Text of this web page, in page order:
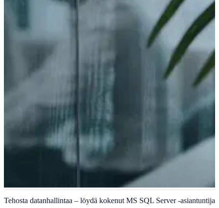
MS SQL Server -tietokannan hallinta
Tehosta datanhallintaa – löydä kokenut MS SQL Server -asiantuntija